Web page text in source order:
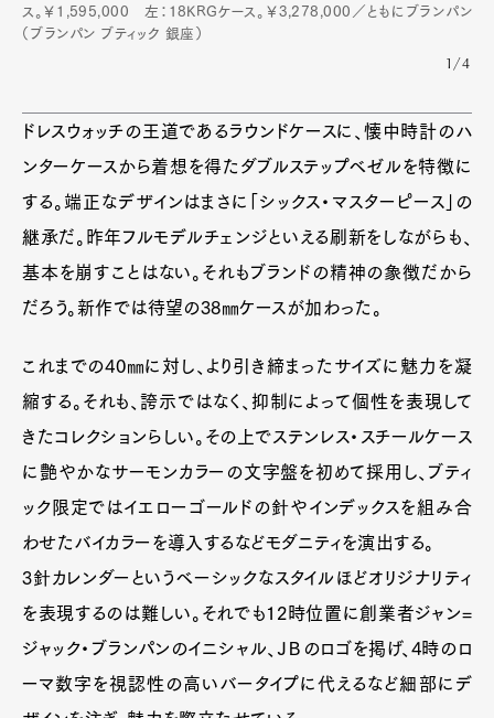
ス。￥1,595,000 左：18KRGケース。￥3,278,000／ともにブランパン
（ブランパン ブティック 銀座）
1/4
ドレスウォッチの王道であるラウンドケースに、懐中時計のハ
ンターケースから着想を得たダブルステップベゼルを特徴に
する。端正なデザインはまさに「シックス・マスターピース」の
継承だ。昨年フルモデルチェンジといえる刷新をしながらも、
基本を崩すことはない。それもブランドの精神の象徴だから
だろう。新作では待望の38㎜ケースが加わった。
これまでの40㎜に対し、より引き締まったサイズに魅力を凝
縮する。それも、誇示ではなく、抑制によって個性を表現して
きたコレクションらしい。その上でステンレス・スチールケース
に艶やかなサーモンカラーの文字盤を初めて採用し、ブティ
ック限定ではイエローゴールドの針やインデックスを組み合
わせたバイカラーを導入するなどモダニティを演出する。
3針カレンダーというベーシックなスタイルほどオリジナリティ
を表現するのは難しい。それでも12時位置に創業者ジャン=
ジャック・ブランパンのイニシャル、ＪＢのロゴを掲げ、4時のロ
ーマ数字を視認性の高いバータイプに代えるなど細部にデ